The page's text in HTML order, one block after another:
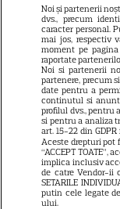
11
Noi și partenerii
dvs., precum
caracter personal.
mai jos, respectiv
moment pe
raportate
Noi si partenerii
partenere, precum
date pentru a
continutul si
profilul dvs., pentru
si pentru a analiza
art. 15-22 din
Aceste drepturi
“ACCEPT TOATE”,
implica inclusiv
de catre Vendor-ii
SETARILE
putin cele legate
ului.